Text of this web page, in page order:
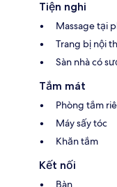
Tiện nghi
Massage tại
Trang bị nội
Sàn nhà có
Tắm mát
Phòng tắm
Máy sấy tóc
Khăn tắm
Kết nối
Bàn